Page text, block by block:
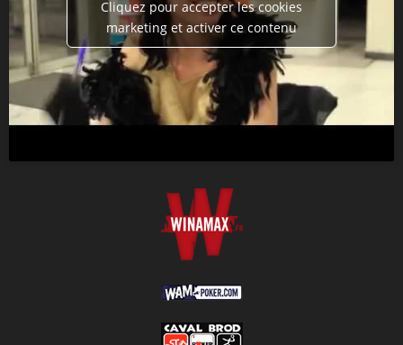
Cliquez pour accepter les cookies
marketing et activer ce contenu